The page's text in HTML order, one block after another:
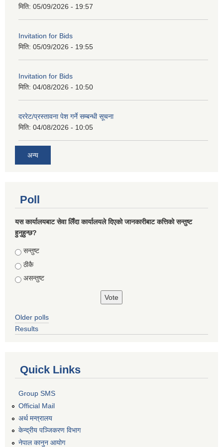
मिति: 05/09/2026 - 19:57
Invitation for Bids
मिति: 05/09/2026 - 19:55
Invitation for Bids
मिति: 04/08/2026 - 10:50
दररेट/प्रस्तावना पेश गर्ने सम्बन्धी सूचना
मिति: 04/08/2026 - 10:05
अन्य
Poll
यस कार्यालयबाट सेवा लिँदा कार्यालयले दिएको जानकारीबाट कत्तिको सन्तुष्ट
हुनुहुन्छ?
Choices
सन्तुष्ट
ठीकै
असन्तुष्ट
Older polls
Results
Quick Links
Group SMS
Official Mail
अर्थ मन्त्रालय
केन्द्रीय पञ्जिकरण विभाग
नेपाल कानुन आयोग